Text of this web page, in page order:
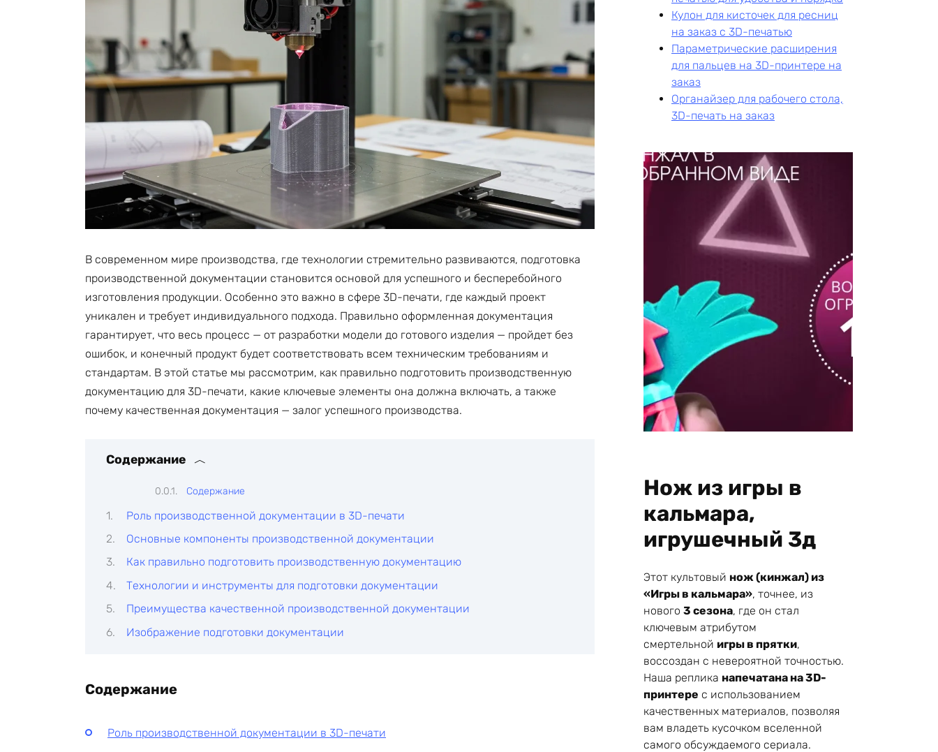
В современном мире производства, где технологии стремительно развиваются, подготовка
производственной документации становится основой для успешного и бесперебойного
изготовления продукции. Особенно это важно в сфере 3D-печати, где каждый проект
уникален и требует индивидуального подхода. Правильно оформленная документация
гарантирует, что весь процесс — от разработки модели до готового изделия — пройдет без
ошибок, и конечный продукт будет соответствовать всем техническим требованиям и
стандартам. В этой статье мы рассмотрим, как правильно подготовить производственную
документацию для 3D-печати, какие ключевые элементы она должна включать, а также
почему качественная документация — залог успешного производства.
Содержание
Содержание
Роль производственной документации в 3D-печати
Основные компоненты производственной документации
Как правильно подготовить производственную документацию
Технологии и инструменты для подготовки документации
Преимущества качественной производственной документации
Изображение подготовки документации
Содержание
Роль производственной документации в 3D-печати
Кулон для кисточек для ресниц
на заказ с 3D-печатью
Параметрические расширения
для пальцев на 3D-принтере на
заказ
Органайзер для рабочего стола,
3D-печать на заказ
Нож из игры в
кальмара,
игрушечный 3д
Этот культовый нож (кинжал) из
«Игры в кальмара», точнее, из
нового 3 сезона, где он стал
ключевым атрибутом
смертельной игры в прятки,
воссоздан с невероятной точностью.
Наша реплика напечатана на 3D-
принтере с использованием
качественных материалов, позволяя
вам владеть кусочком вселенной
самого обсуждаемого сериала.